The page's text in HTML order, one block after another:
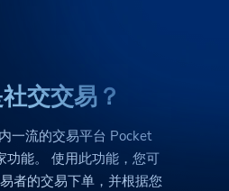
交交易？
一流的交易平台 Pocket
功能。 使用此功能，您可
者的交易下单，并根据您